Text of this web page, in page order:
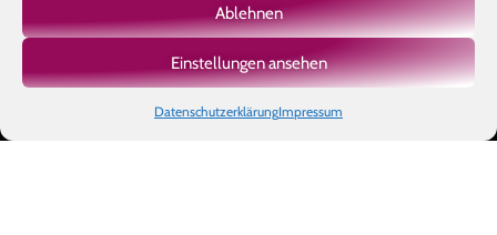
Ablehnen
Einstellungen ansehen
DatenschutzerklärungImpressum
Mehr laden Auf Instagram folgen